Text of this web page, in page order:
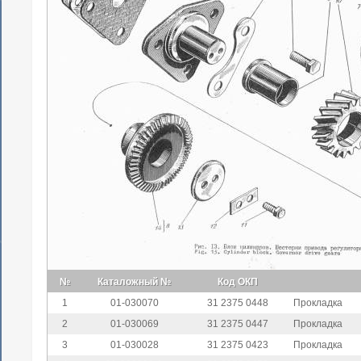
№ Каталожный №
Код ОКП
1
01-030070 31 2375 0448
Прокладка
2
01-030069 31 2375 0447
Прокладка
3
01-030028 31 2375 0423
Прокладка